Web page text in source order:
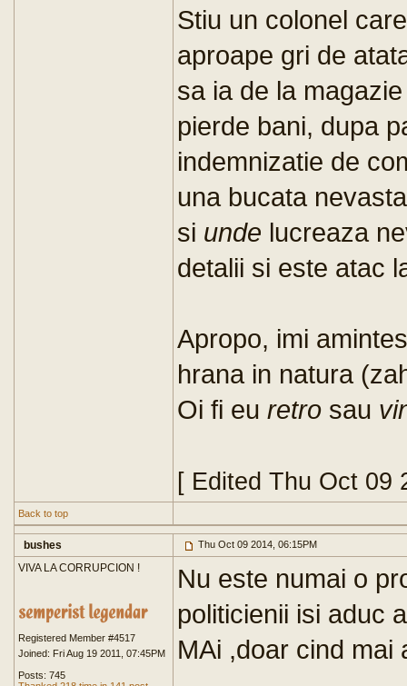
Stiu un colonel
aproape gri de
sa ia de la
pierde bani, dupa
indemnizatie de
una bucata
si unde lucreaza
detalii si este atac
Apropo, imi
hrana in natura
Oi fi eu retro sau
[ Edited Thu Oct 09
Back to top
bushes Thu Oct 09 2014, 06:15PM
VIVA LA CORRUPCION !
Registered Member #4517
Joined: Fri Aug 19 2011, 07:45PM
Posts: 745
Nu este numai o
politicienii isi aduc
MAi ,doar cind mai